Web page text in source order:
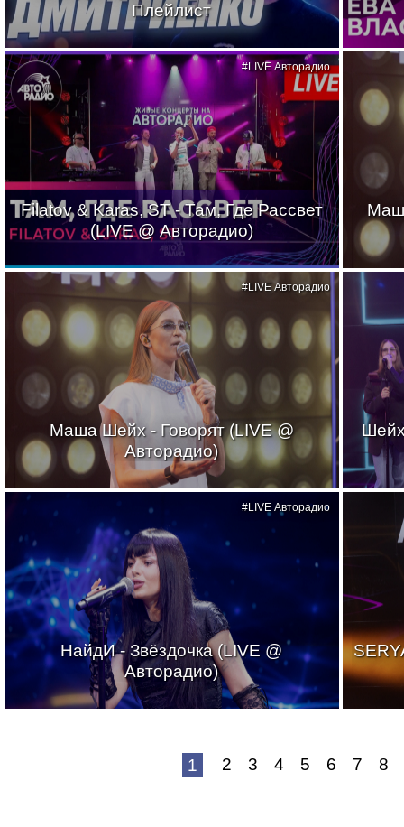
Плейлист
Filatov & Karas, ST - Там, Где Рассвет
(LIVE @ Авторадио)
#LIVE Авторадио
Маша Шейх - Говорят (LIVE @
Авторадио)
#LIVE Авторадио
НайдИ - Звёздочка (LIVE @
Авторадио)
#LIVE Авторадио
1 2 3 4 5 6 7 8